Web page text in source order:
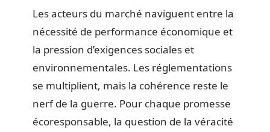
Les acteurs du marché naviguent entre la
nécessité de performance économique et
la pression d’exigences sociales et
environnementales. Les réglementations
se multiplient, mais la cohérence reste le
nerf de la guerre. Pour chaque promesse
écoresponsable, la question de la véracité